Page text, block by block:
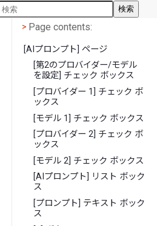
検索
< Page contents
> Page contents:
[AIプロンプト] ページ
[第2のプロバイダー/モデル
を設定] チェック ボックス
[プロバイダー 1] チェック ボ
ックス
[モデル 1] チェック ボックス
[プロバイダー 2] チェック ボ
ックス
[モデル 2] チェック ボックス
[AIプロンプト] リスト ボック
ス
[プロンプト] テキスト ボック
ス